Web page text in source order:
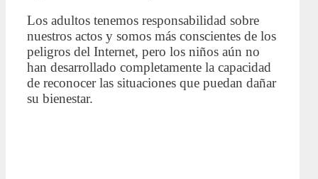
Los adultos tenemos responsabilidad sobre
nuestros actos y somos más conscientes de los
peligros del Internet, pero los niños aún no
han desarrollado completamente la capacidad
de reconocer las situaciones que puedan dañar
su bienestar.